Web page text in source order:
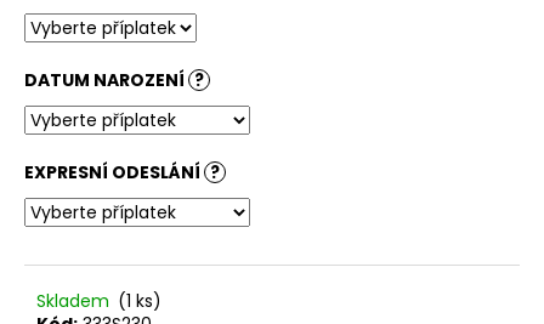
DATUM NAROZENÍ ?
EXPRESNÍ ODESLÁNÍ ?
Skladem (1 ks)
j
m
e